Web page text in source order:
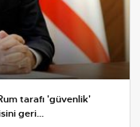
tarafı 'güvenlik'
geri...